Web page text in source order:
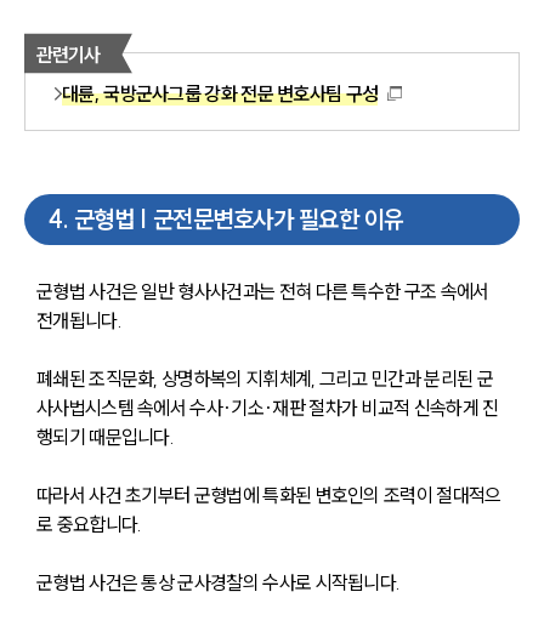
관련기사
대륜, 국방군사그룹 강화 전문 변호사팀 구성
4. 군형법 | 군전문변호사가 필요한 이유
군형법 사건은 일반 형사사건과는 전혀 다른 특수한 구조 속에서
전개됩니다.
폐쇄된 조직문화, 상명하복의 지휘체계, 그리고 민간과 분리된 군
사사법시스템 속에서 수사·기소·재판 절차가 비교적 신속하게 진
행되기 때문입니다.
따라서 사건 초기부터 군형법에 특화된 변호인의 조력이 절대적으
로 중요합니다.
군형법 사건은 통상 군사경찰의 수사로 시작됩니다.